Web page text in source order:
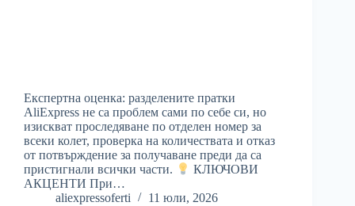
Експертна оценка: разделените пратки
AliExpress не са проблем сами по себе си, но
изискват проследяване по отделен номер за
всеки колет, проверка на количествата и отказ
от потвърждение за получаване преди да са
пристигнали всички части.
КЛЮЧОВИ
АКЦЕНТИ При…
aliexpressoferti
11 юли, 2026